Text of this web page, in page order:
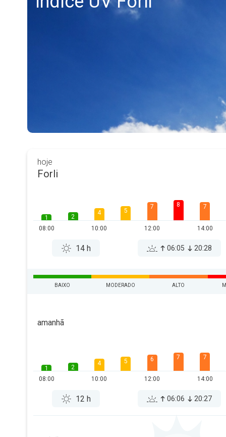
hoje
Forli
1
08:00
2
4
10:00
5
7
12:00
8 7
14:00
14 h 06:05 20:28
BAIXO MODERADO ALTO
amanhã
1
08:00
2
4
10:00
5 6
12:00
7 7
14:00
12 h 06:06 20:27